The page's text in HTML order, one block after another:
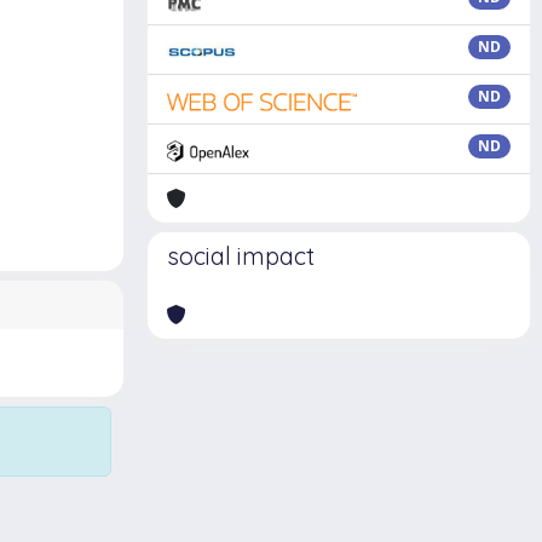
ND
ND
ND
social impact